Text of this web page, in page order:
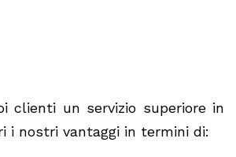
clienti un servizio superiore in
i nostri vantaggi in termini di: